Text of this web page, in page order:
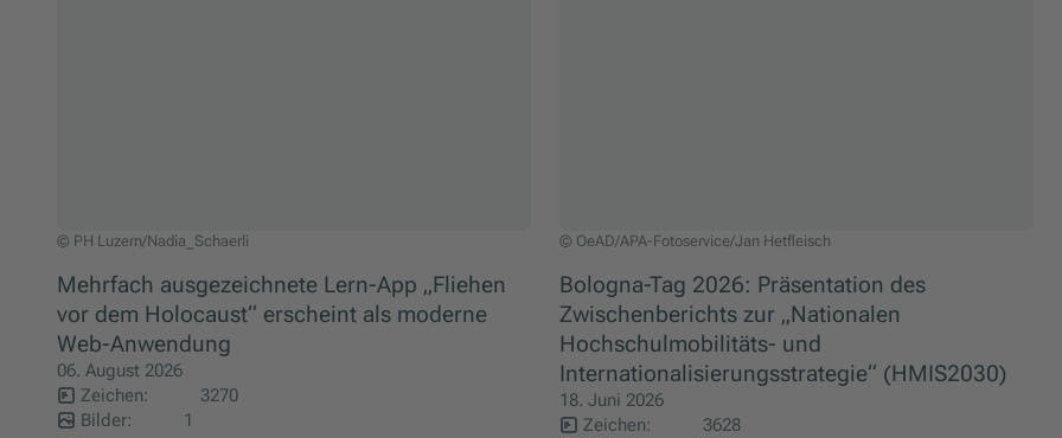
© PH Luzern/Nadia_Schaerli
Mehrfach ausgezeichnete Lern-App „Fliehen
vor dem Holocaust“ erscheint als moderne
Web-Anwendung
06. August 2026
Zeichen:
3270
Bilder:
1
© OeAD/APA-Fotoservice/Jan Hetfleisch
V.l.n.r.: Andreas Pfaffel (Wissenschaftlicher Mitarbeiter, WPZ
Bologna-Tag 2026: Präsentation des
Zwischenberichts zur „Nationalen
Hochschulmobilitäts- und
Internationalisierungsstrategie“ (HMIS2030)
18. Juni 2026
Zeichen:
3628